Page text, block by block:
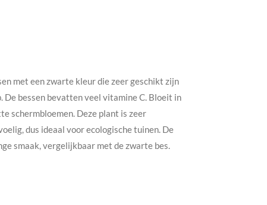
met een zwarte kleur die zeer geschikt zijn
bessen bevatten veel vitamine C. Bloeit in
schermbloemen. Deze plant is zeer
dus ideaal voor ecologische tuinen. De
smaak, vergelijkbaar met de zwarte bes.